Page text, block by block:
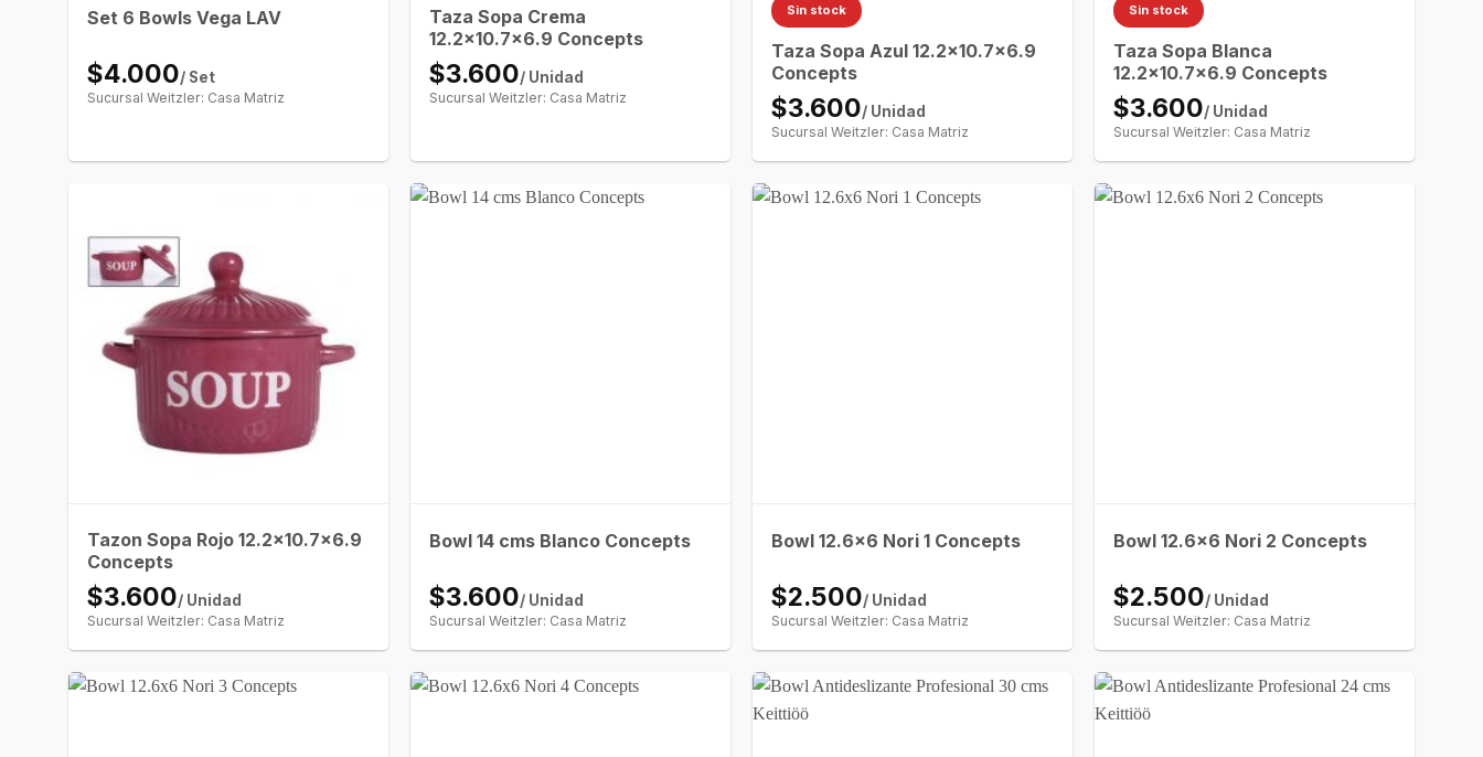
Set 6 Bowls Vega LAV
$4.000/ Set
Sucursal Weitzler: Casa Matriz
Taza Sopa Crema
12.2×10.7×6.9 Concepts
$3.600/ Unidad
Sucursal Weitzler: Casa Matriz
Sin stock
Taza Sopa Azul 12.2×10.7×6.9
Concepts
$3.600/ Unidad
Sucursal Weitzler: Casa Matriz
Sin stock
Taza Sopa Blanca
12.2×10.7×6.9 Concepts
$3.600/ Unidad
Sucursal Weitzler: Casa Matriz
Tazon Sopa Rojo 12.2×10.7×6.9
Concepts
$3.600/ Unidad
Sucursal Weitzler: Casa Matriz
Bowl 14 cms Blanco Concepts
$3.600/ Unidad
Sucursal Weitzler: Casa Matriz
Bowl 12.6×6 Nori 1 Concepts
$2.500/ Unidad
Sucursal Weitzler: Casa Matriz
Bowl 12.6×6 Nori 2 Concepts
$2.500/ Unidad
Sucursal Weitzler: Casa Matriz